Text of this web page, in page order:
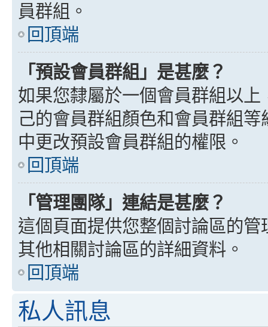
員群組。
回頂端
「預設會員群組」是甚麼？
如果您隸屬於一個會員群組以
己的會員群組顏色和會員群組
中更改預設會員群組的權限。
回頂端
「管理團隊」連結是甚麼？
這個頁面提供您整個討論區的
其他相關討論區的詳細資料。
回頂端
私人訊息